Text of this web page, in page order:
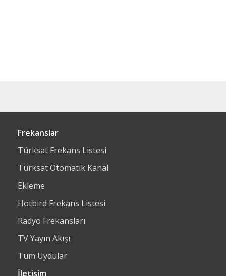
Frekanslar
Türksat Frekans Listesi
Türksat Otomatik Kanal
Ekleme
Hotbird Frekans Listesi
Radyo Frekansları
TV Yayın Akışı
Tüm Uydular
İletişim